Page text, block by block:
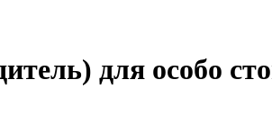
для особо